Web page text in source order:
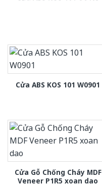
Cửa ABS KOS 101 W0901
Cửa Gỗ Chống Cháy MDF
Veneer P1R5 xoan dao